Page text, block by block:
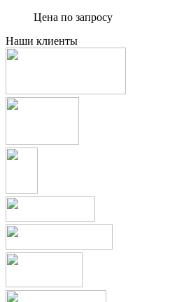
Цена по запросу
Наши клиенты